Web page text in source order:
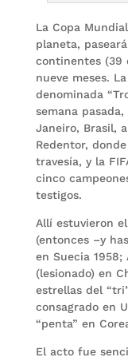
La Copa
planeta,
continentes (39
nueve meses.
denominada
semana
Janeiro, Brasil,
Redentor,
travesía, y la
cinco
testigos.
Allí estuvieron
(entonces –y
en Suecia 1958;
(lesionado) en
estrellas del
consagrado en
“penta” en
El acto fue